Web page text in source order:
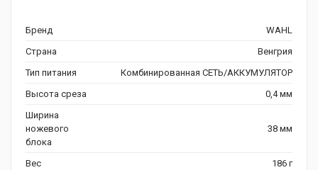
Бренд
WAHL
Страна
Венгрия
Тип питания
Комбинированная СЕТЬ/АККУМУЛЯТОР
Высота среза
0,4 мм
Ширина
ножевого
блока
38 мм
Вес
186 г